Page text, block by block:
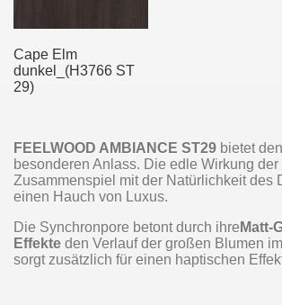
Cape Elm
dunkel_(H3766 ST
29)
FEELWOOD AMBIANCE ST29 bietet
besonderen Anlass. Die edle Wirkung
Zusammenspiel mit der Natürlichkeit des
einen Hauch von Luxus.
Die Synchronpore betont durch ihre Matt-
Effekte den Verlauf der großen Blumen
sorgt zusätzlich für einen haptischen